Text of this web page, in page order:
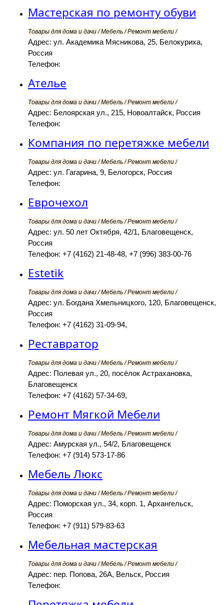
Мастерская по ремонту обуви
Товары для дома и дачи / Мебель / Ремонт мебели /
Адрес: ул. Академика Мясникова, 25, Белокуриха,
Россия
Телефон:
Ателье
Товары для дома и дачи / Мебель / Ремонт мебели /
Адрес: Белоярская ул., 215, Новоалтайск, Россия
Телефон:
Компания по перетяжке мебели
Товары для дома и дачи / Мебель / Ремонт мебели /
Адрес: ул. Гагарина, 9, Белогорск, Россия
Телефон:
Еврочехол
Товары для дома и дачи / Мебель / Ремонт мебели /
Адрес: ул. 50 лет Октября, 42/1, Благовещенск,
Россия
Телефон: +7 (4162) 21-48-48, +7 (996) 383-00-76
Estetik
Товары для дома и дачи / Мебель / Ремонт мебели /
Адрес: ул. Богдана Хмельницкого, 120, Благовещенск,
Россия
Телефон: +7 (4162) 31-09-94,
Реставратор
Товары для дома и дачи / Мебель / Ремонт мебели /
Адрес: Полевая ул., 20, посёлок Астрахановка,
Благовещенск
Телефон: +7 (4162) 57-34-69,
Ремонт Мягкой Мебели
Товары для дома и дачи / Мебель / Ремонт мебели /
Адрес: Амурская ул., 54/2, Благовещенск
Телефон: +7 (914) 573-17-86
Мебель Люкс
Товары для дома и дачи / Мебель / Ремонт мебели /
Адрес: Поморская ул., 34, корп. 1, Архангельск,
Россия
Телефон: +7 (911) 579-83-63
Мебельная мастерская
Товары для дома и дачи / Мебель / Ремонт мебели /
Адрес: пер. Попова, 26А, Вельск, Россия
Телефон: